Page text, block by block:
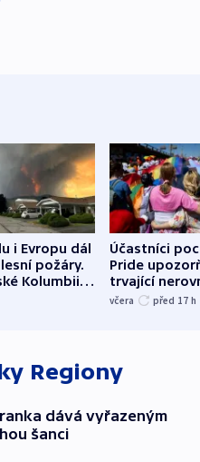
i Evropu dál
požáry.
Kolumbii
tisíce lidí
Účastníci
Pride
trvající
včera před 17 h
Regiony
dává vyřazeným
šanci